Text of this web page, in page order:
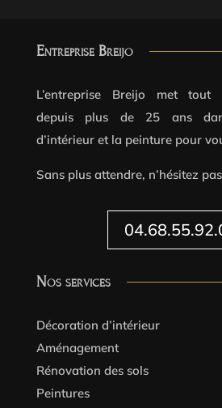
Entreprise Breijo
L’entreprise Breijo met tout
depuis plus de 25 ans
d’intérieur et la peinture pour
Sans plus attendre, n’hésitez
Nos services
Décoration d’intérieur
Aménagement
Rénovation des sols
Peintures